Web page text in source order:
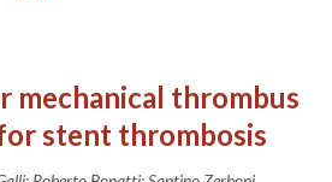
mechanical thrombus
stent thrombosis